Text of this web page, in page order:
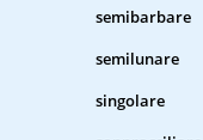
semibarbare
semilunare
singolare